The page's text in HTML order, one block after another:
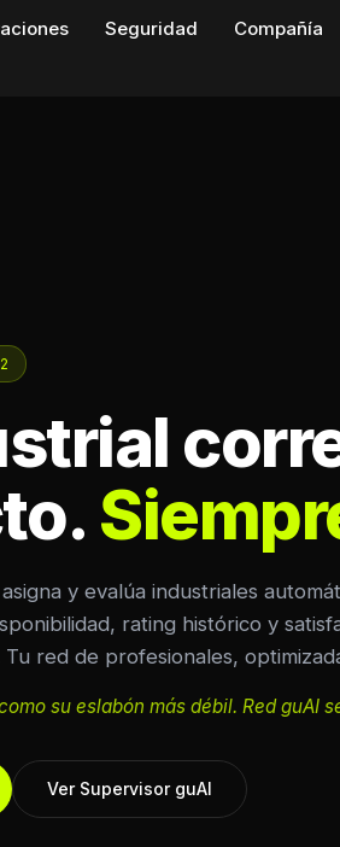
Seguridad Compañía
y evalúa industriales
rating histórico y
Tu red de profesionales,
su eslabón más débil. Red guAI
Ver Supervisor guAI